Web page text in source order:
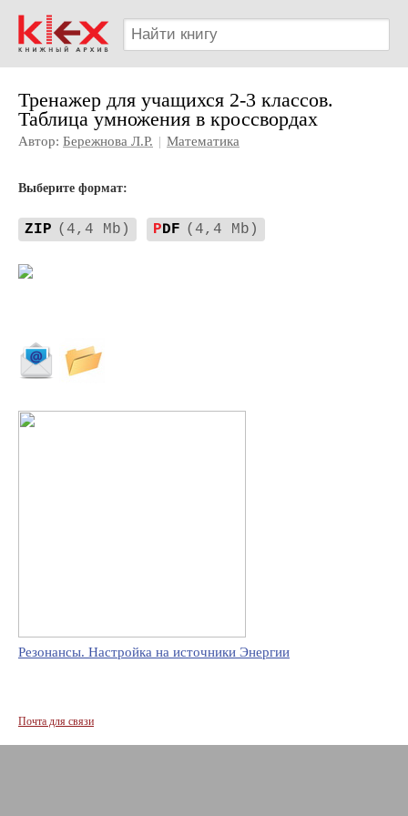
Тренажер для учащихся 2-3 классов.
Таблица умножения в кроссвордах
Автор: Бережнова Л.Р. | Математика
Выберите формат:
ZIP (4,4 Mb) PDF (4,4 Mb)
Резонансы. Настройка на источники Энергии
Почта для связи